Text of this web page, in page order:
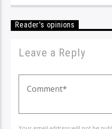
Reader's opinions
Leave a Reply